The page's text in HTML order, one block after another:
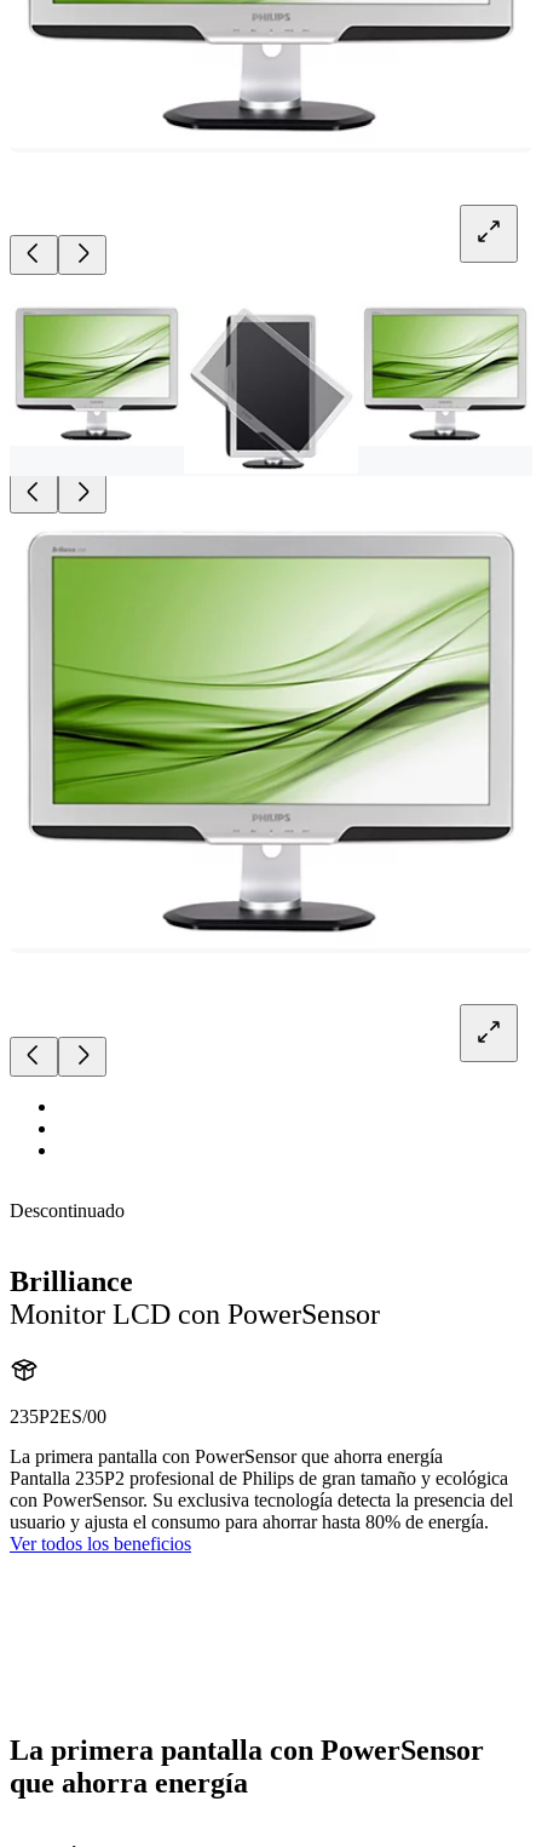
Descontinuado
Brilliance
Monitor LCD con PowerSensor
235P2ES/00
La primera pantalla con PowerSensor que ahorra energía
Pantalla 235P2 profesional de Philips de gran tamaño y ecológica
con PowerSensor. Su exclusiva tecnología detecta la presencia del
usuario y ajusta el consumo para ahorrar hasta 80% de energía.
Ver todos los beneficios
La primera pantalla con PowerSensor
que ahorra energía